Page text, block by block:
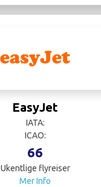
EasyJet
IATA:
ICAO:
66
Ukentlige flyreiser
Mer Info